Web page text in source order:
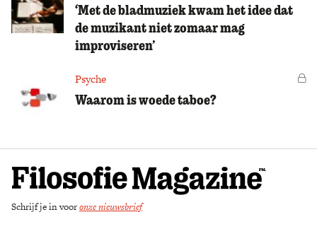
‘Met de bladmuziek kwam het idee dat
de muzikant niet zomaar mag
improviseren’
Psyche
Waarom is woede taboe?
Schrijf je in vooronze nieuwsbrief